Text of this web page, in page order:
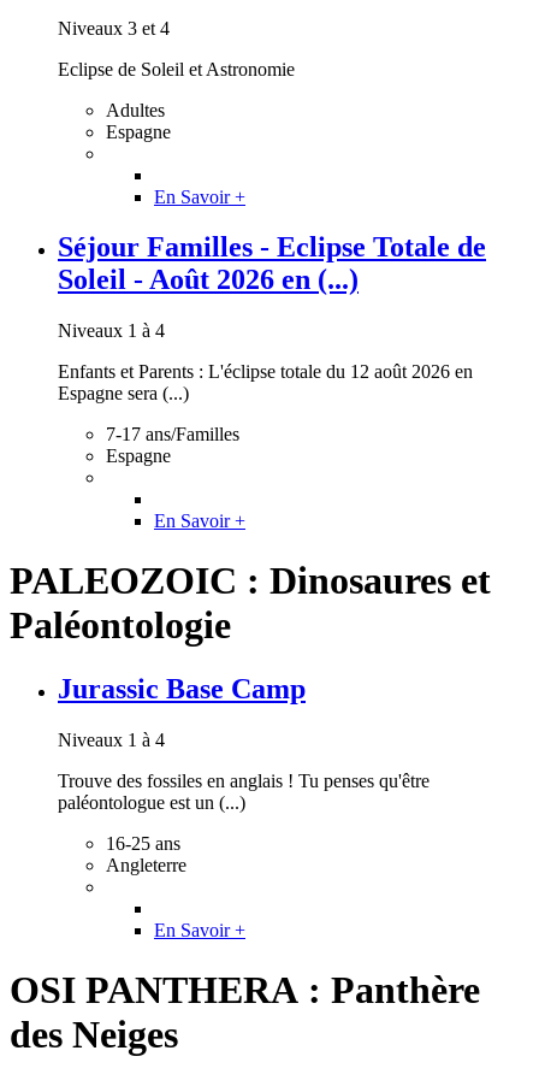
Niveaux 3 et 4
Eclipse de Soleil et Astronomie
Adultes
Espagne
En Savoir +
Séjour Familles - Eclipse Totale de
Soleil - Août 2026 en (...)
Niveaux 1 à 4
Enfants et Parents : L'éclipse totale du 12 août 2026 en
Espagne sera (...)
7-17 ans/Familles
Espagne
En Savoir +
PALEOZOIC : Dinosaures et
Paléontologie
Jurassic Base Camp
Niveaux 1 à 4
Trouve des fossiles en anglais ! Tu penses qu'être
paléontologue est un (...)
16-25 ans
Angleterre
En Savoir +
OSI PANTHERA : Panthère
des Neiges